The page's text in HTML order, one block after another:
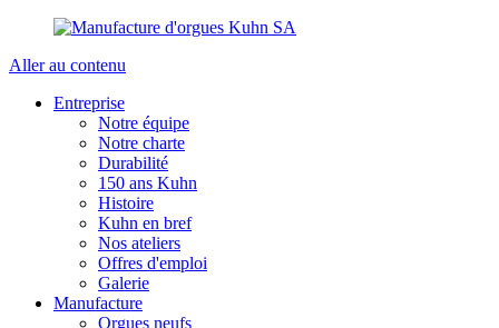
Aller au contenu
Entreprise
Notre équipe
Notre charte
Durabilité
150 ans Kuhn
Histoire
Kuhn en bref
Nos ateliers
Offres d'emploi
Galerie
Manufacture
Orgues neufs